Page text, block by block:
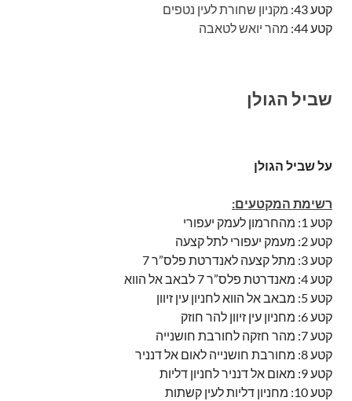
קטע 43:
מקניון שחורת לעין נטפים
קטע 44:
מהר יואש לטאבה
שביל הגולן
על שביל הגולן
רשימת המקטעים:
קטע 1: מהחרמון לעמק יעפורי
קטע 2: מעמק יעפורי לתל קצעה
קטע 3: מתל קצעה לאנדרטת פלס”ר 7
קטע 4: מאנדרטת פלס”ר 7 לבאב אל הווא
קטע 5: מבאב אל הווא לחניון עין זיוון
קטע 6: מחניון עין זיוון להר חוזק
קטע 7: מהר חזקה לחורבת חושנייה
קטע 8: מחורבת חושנייה לאום אל דנניר
קטע 9: מאום אל דנניר לחניון דליות
קטע 10: מחניון דליות לעין קשתות